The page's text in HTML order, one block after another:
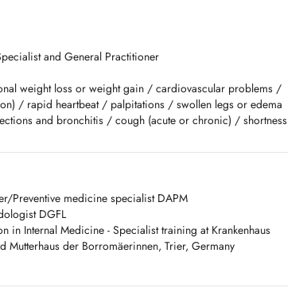
and General Practitioner
weight loss or weight gain / cardiovascular problems /
/ rapid heartbeat / palpitations / swollen legs or edema
and bronchitis / cough (acute or chronic) / shortness
asthma , COPD / abdominal pain / heartburn, reflux /
/ diabetes mellitus (new diagnosis or
cholesterol/lipid metabolism disorder (dyslipidemia) /
creatinine) / thyroid problems / anemia / joint and
(lipidology), diabetes, hypertension, and
Preventive medicine specialist DAPM
DGFL
Internal Medicine - Specialist training at Krankenhaus
Mutterhaus der Borromäerinnen, Trier, Germany